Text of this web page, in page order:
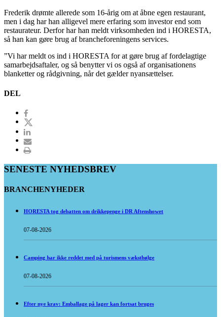
Frederik drømte allerede som 16-årig om at åbne egen restaurant,
men i dag har han alligevel mere erfaring som investor end som
restaurateur. Derfor har han meldt virksomheden ind i HORESTA,
så han kan gøre brug af brancheforeningens services.
”Vi har meldt os ind i HORESTA for at gøre brug af fordelagtige
samarbejdsaftaler, og så benytter vi os også af organisationens
blanketter og rådgivning, når det gælder nyansættelser.
DEL
SENESTE NYHEDSBREV
BRANCHENYHEDER
HORESTA tog debatten om drikkepenge i DR Aftenshowet
07-08-2026
Camping har ikke reddet med på turismens vækstbølge
07-08-2026
Efter nye krav: Emballage på lager kan fortsat bruges